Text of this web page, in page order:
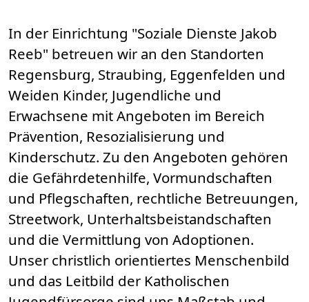
In der Einrichtung "Soziale Dienste Jakob
Reeb" betreuen wir an den Standorten
Regensburg, Straubing, Eggenfelden und
Weiden Kinder, Jugendliche und
Erwachsene mit Angeboten im Bereich
Prävention, Resozialisierung und
Kinderschutz. Zu den Angeboten gehören
die Gefährdetenhilfe, Vormundschaften
und Pflegschaften, rechtliche Betreuungen,
Streetwork, Unterhaltsbeistandschaften
und die Vermittlung von Adoptionen.
Unser christlich orientiertes Menschenbild
und das Leitbild der Katholischen